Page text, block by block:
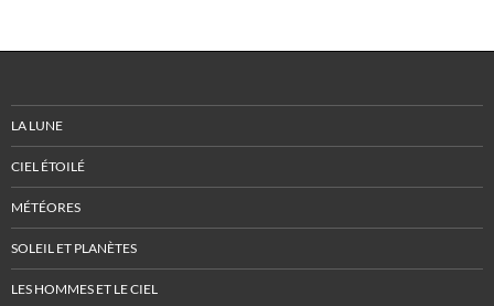
LA LUNE
CIEL ÉTOILÉ
MÉTÉORES
SOLEIL ET PLANÈTES
LES HOMMES ET LE CIEL